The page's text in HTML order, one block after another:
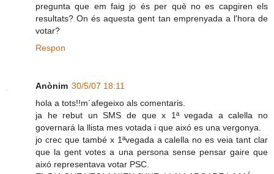
pregunta que em faig jo és per què no es capgiren els
resultats? On és aquesta gent tan emprenyada a l'hora de
votar?
Respon
Anònim 30/5/07 18:11
hola a tots!!m´afegeixo als comentaris.
ja he rebut un SMS de que x 1ª vegada a calella no
governará la llista mes votada i que aixó es una vergonya.
jo crec que també x 1ªvegada a calella no es veia tant clar
que la gent votes a una persona sense pensar gaire que
aixó representava votar PSC.